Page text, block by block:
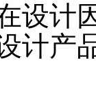
设计
计产